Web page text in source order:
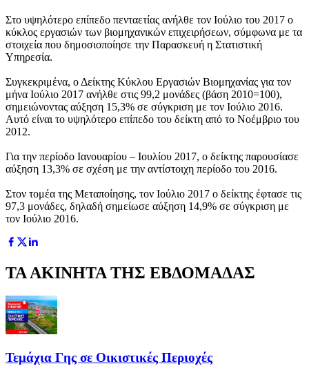
Στο υψηλότερο επίπεδο πενταετίας ανήλθε τον Ιούλιο του 2017 ο
κύκλος εργασιών των βιομηχανικών επιχειρήσεων, σύμφωνα με τα
στοιχεία που δημοσιοποίησε την Παρασκευή η Στατιστική
Υπηρεσία.
Συγκεκριμένα, ο Δείκτης Κύκλου Εργασιών Βιομηχανίας για τον
μήνα Ιούλιο 2017 ανήλθε στις 99,2 μονάδες (βάση 2010=100),
σημειώνοντας αύξηση 15,3% σε σύγκριση με τον Ιούλιο 2016.
Αυτό είναι το υψηλότερο επίπεδο του δείκτη από το Νοέμβριο του
2012.
Για την περίοδο Ιανουαρίου – Ιουλίου 2017, ο δείκτης παρουσίασε
αύξηση 13,3% σε σχέση με την αντίστοιχη περίοδο του 2016.
Στον τομέα της Μεταποίησης, τον Ιούλιο 2017 ο δείκτης έφτασε τις
97,3 μονάδες, δηλαδή σημείωσε αύξηση 14,9% σε σύγκριση με
τον Ιούλιο 2016.
ΤΑ ΑΚΙΝΗΤΑ ΤΗΣ ΕΒΔΟΜΑΔΑΣ
Τεμάχια Γης σε Οικιστικές Περιοχές